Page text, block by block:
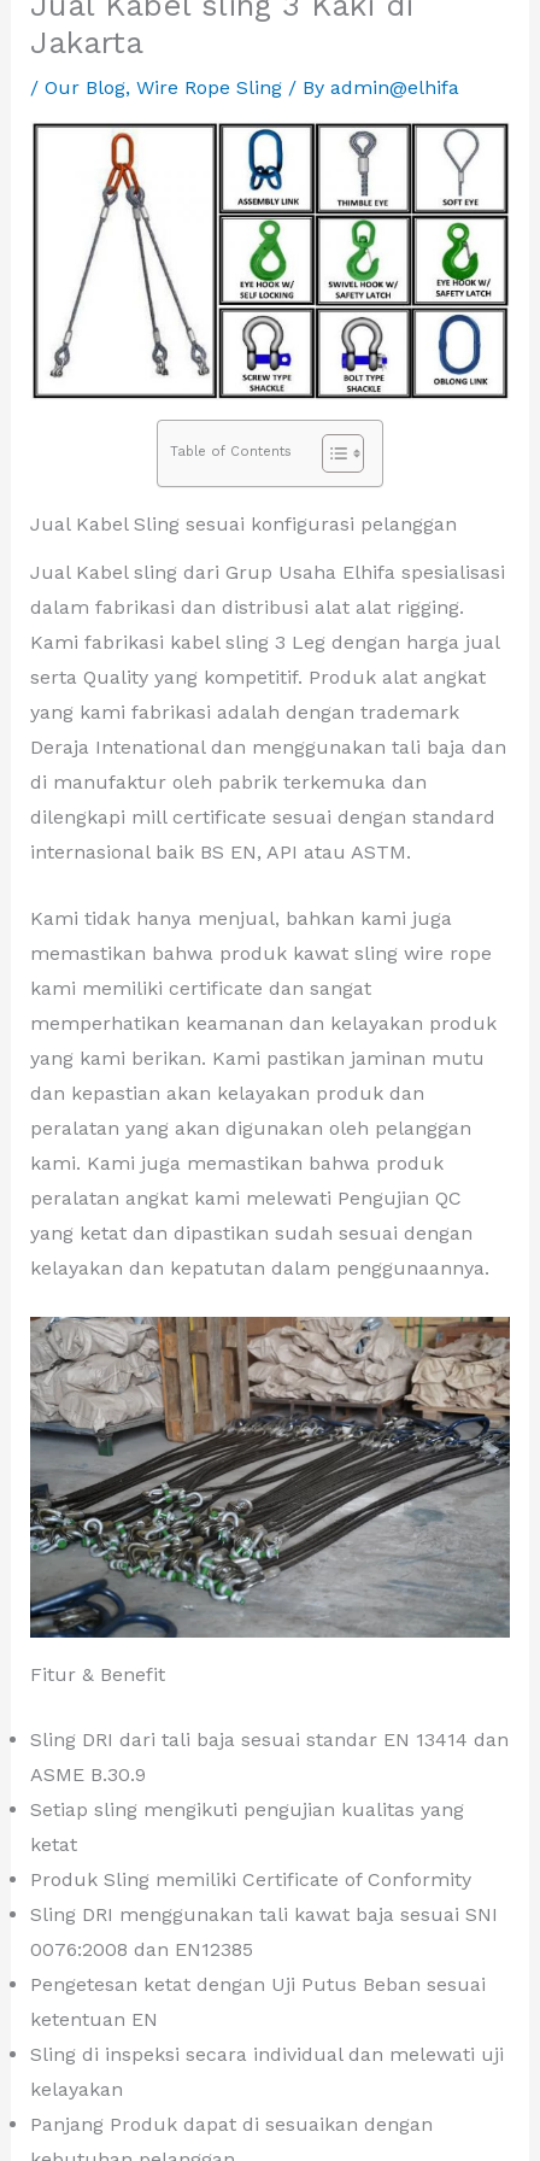
Jakarta
/ Our Blog, Wire Rope Sling/ By admin@elhifa
Table of Contents
Jual Kabel Sling sesuai konfigurasi pelanggan
Jual Kabel sling dari Grup Usaha Elhifa spesialisasi
dalam fabrikasi dan distribusi alat alat rigging.
Kami fabrikasi kabel sling 3 Leg dengan harga jual
serta Quality yang kompetitif. Produk alat angkat
yang kami fabrikasi adalah dengan trademark
Deraja Intenational dan menggunakan tali baja dan
di manufaktur oleh pabrik terkemuka dan
dilengkapi mill certificate sesuai dengan standard
internasional baik BS EN, API atau ASTM.
Kami tidak hanya menjual, bahkan kami juga
memastikan bahwa produk kawat sling wire rope
kami memiliki certificate dan sangat
memperhatikan keamanan dan kelayakan produk
yang kami berikan. Kami pastikan jaminan mutu
dan kepastian akan kelayakan produk dan
peralatan yang akan digunakan oleh pelanggan
kami. Kami juga memastikan bahwa produk
peralatan angkat kami melewati Pengujian QC
yang ketat dan dipastikan sudah sesuai dengan
kelayakan dan kepatutan dalam penggunaannya.
Fitur & Benefit
Sling DRI dari tali baja sesuai standar EN 13414 dan
ASME B.30.9
Setiap sling mengikuti pengujian kualitas yang
ketat
Produk Sling memiliki Certificate of Conformity
Sling DRI menggunakan tali kawat baja sesuai SNI
0076:2008 dan EN12385
Pengetesan ketat dengan Uji Putus Beban sesuai
ketentuan EN
Sling di inspeksi secara individual dan melewati uji
kelayakan
Panjang Produk dapat di sesuaikan dengan